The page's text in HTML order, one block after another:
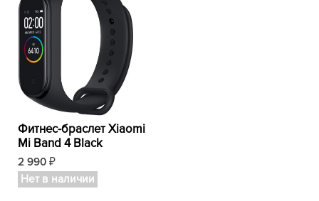
Фитнес-браслет Xiaomi
Mi Band 4 Black
2 990 ₽
Нет в наличии